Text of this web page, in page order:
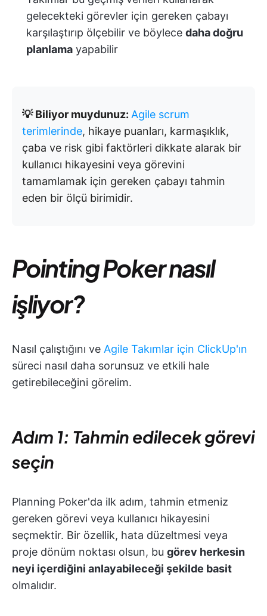
gelecekteki görevler için gereken çabayı
karşılaştırıp ölçebilir ve böylece daha doğru
planlama yapabilir
💡 Biliyor muydunuz: Agile scrum
terimlerinde, hikaye puanları, karmaşıklık,
çaba ve risk gibi faktörleri dikkate alarak bir
kullanıcı hikayesini veya görevini
tamamlamak için gereken çabayı tahmin
eden bir ölçü birimidir.
Pointing Poker nasıl
işliyor?
Nasıl çalıştığını ve Agile Takımlar için ClickUp'ın
süreci nasıl daha sorunsuz ve etkili hale
getirebileceğini görelim.
Adım 1: Tahmin edilecek görevi
seçin
Planning Poker'da ilk adım, tahmin etmeniz
gereken görevi veya kullanıcı hikayesini
seçmektir. Bir özellik, hata düzeltmesi veya
proje dönüm noktası olsun, bu görev herkesin
neyi içerdiğini anlayabileceği şekilde basit
olmalıdır.